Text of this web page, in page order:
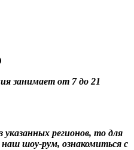
занимает от 7 до 21
указанных регионов, то для
наш шоу-рум, ознакомиться с